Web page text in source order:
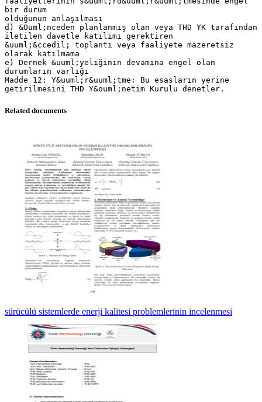
bir durum
olduğunun anlaşılması
d) &Ouml;nceden planlanmış olan veya THD YK tarafından
iletilen davetle katılımı gerektiren
&uuml;&ccedil; toplantı veya faaliyete mazeretsiz
olarak katılmama
e) Dernek &uuml;yeliğinin devamına engel olan
durumların varlığı
Madde 12: Y&uuml;r&uuml;tme: Bu esasların yerine
getirilmesini THD Y&ouml;netim Kurulu denetler.
Related documents
sürücülü sistemlerde enerji kalitesi problemlerinin incelenmesi